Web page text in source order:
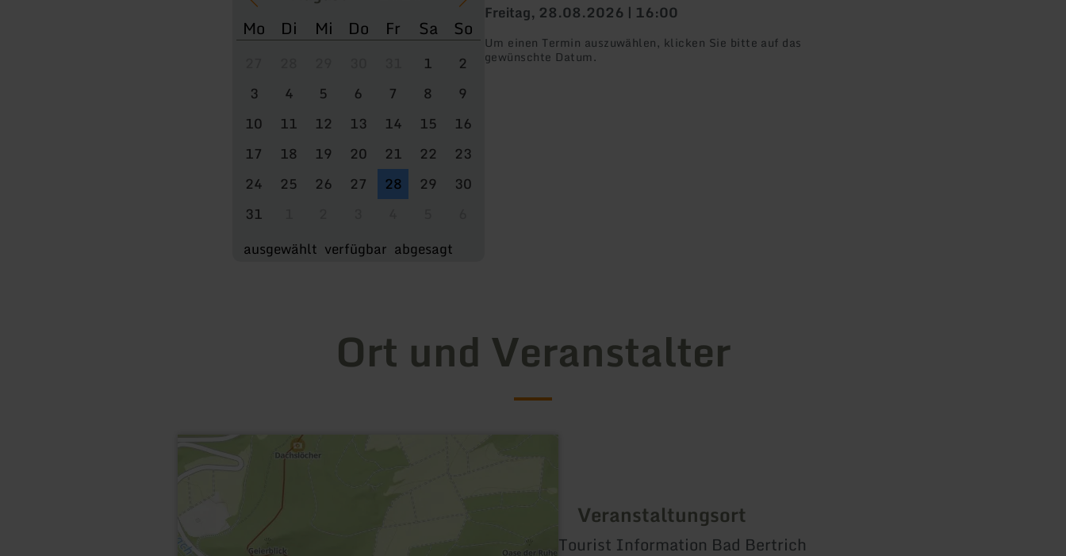
Mo Di Mi Do Fr Sa So
1
2
3
4 5 6 7 8
9
10
11 12 13 14 15
16
17
18 19 20 21 22
23
24
25 26 27 28 29
30
31
ausgewählt verfügbar abgesagt
Freitag, 28.08.2026 | 16:00
Um einen Termin auszuwählen, klicken Sie bitte auf das
gewünschte Datum.
Ort und Veranstalter
Veranstaltungsort
Tourist Information Bad Bertrich